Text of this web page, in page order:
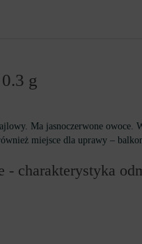
g
Ma jasnoczerwone
miejsce dla uprawy –
- charakterystyka